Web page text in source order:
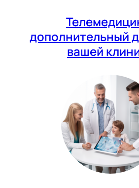
дополнительный
вашей